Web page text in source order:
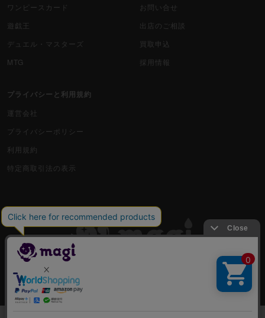
ワンピースカード
遊戯王
デュエル・マスターズ
MTG
お問い合せ
出店のご相談
買取申込
採用情報
プライバシーと利用規約
運営会社
プライバシーポリシー
利用規約
特定商取引法の表示
古物商許可番号 株式会社ジラフ 東京都公安委員会 第303311606477号
COPYRIGHT © 2019 Jiraffe Inc.